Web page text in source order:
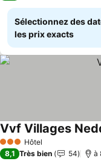
Sélectionnez des
les prix exacts
3 ÉtoilesHôtel
Vvf Villages
8,1 Très bien 54 à